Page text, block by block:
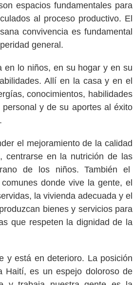
espacios fundamentales para
al proceso productivo. El
convivencia es fundamental
general.
en lo niños, en su hogar y en su
Allí en la casa y en el
conocimientos, habilidades
y de su aportes al éxito
el mejoramiento de la calidad
centrarse en la nutrición de las
de los niños. También el
donde vive la gente, el
la vivienda adecuada y el
bienes y servicios para
que respeten la dignidad de la
y está en deterioro. La posición
Haití, es un espejo doloroso de